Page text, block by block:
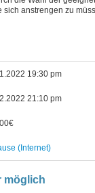
sich anstrengen zu
19:30 pm
21:10 pm
(Internet)
möglich